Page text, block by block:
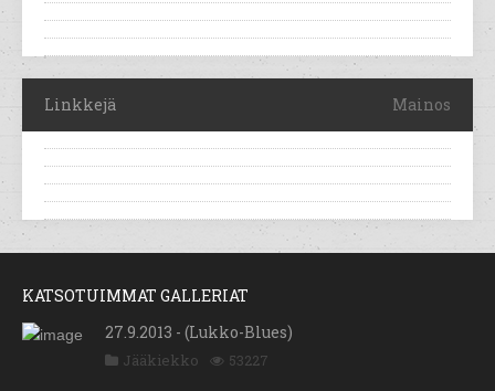
Linkkejä Mainos
KATSOTUIMMAT GALLERIAT
27.9.2013 - (Lukko-Blues)
Jääkiekko 53227